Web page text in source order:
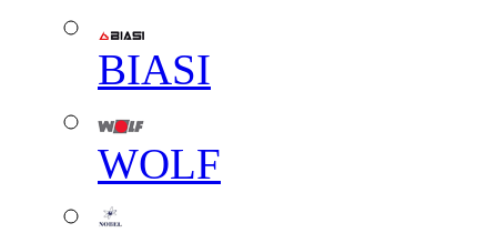
BIASI
WOLF